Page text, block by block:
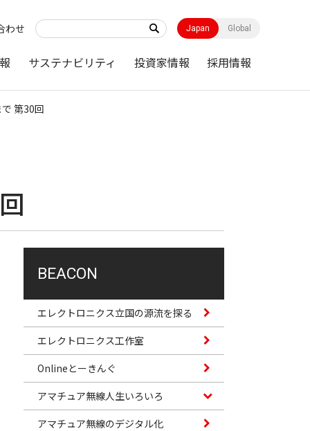
わせ Japan Global
サステナビリティ 投資家情報 採用情報
第30回
BEACON
エレクトロニクス立国の源流を探る
エレクトロニクス工作室
Onlineとーきんぐ
アマチュア無線人生いろいろ
アマチュア無線のデジタル化